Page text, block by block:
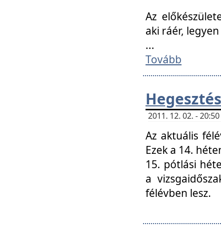
Az
aki ráér,
...
Tovább
2011. 12. 02. -
Az aktuális
Ezek a 14.
15. pótlási
a
félévben lesz.